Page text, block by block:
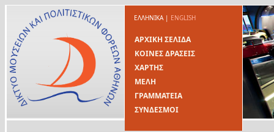
ΕΛΛΗΝΙΚΑ| ENGLISH
ΑΡΧΙΚΗ ΣΕΛΙΔΑ
ΚΟΙΝΕΣ ΔΡΑΣΕΙΣ
ΧΑΡΤΗΣ
ΜΕΛΗ
ΓΡΑΜΜΑΤΕΙΑ
ΣΥΝΔΕΣΜΟΙ